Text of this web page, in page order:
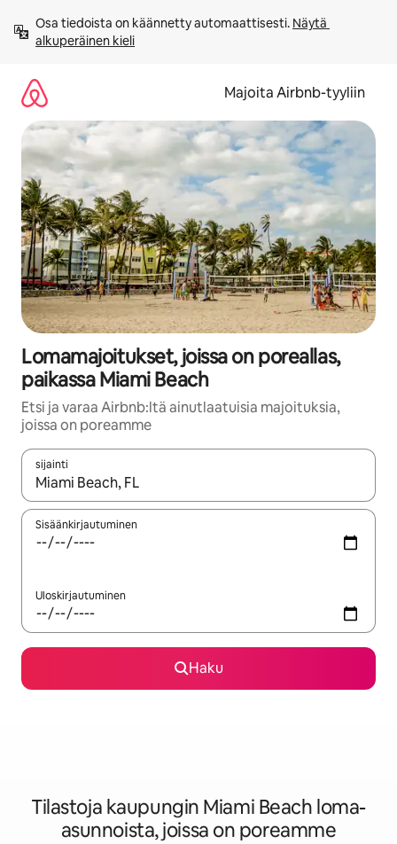
sisältö
väliin
Osa tiedoista on käännetty automaattisesti. Näytä
alkuperäinen kieli
Majoita Airbnb-tyyliin
Lomamajoitukset, joissa on poreallas,
paikassa Miami Beach
Etsi ja varaa Airbnb:ltä ainutlaatuisia majoituksia,
joissa on poreamme
sijainti
Kun tulokset ovat saatavilla, navigoi ylös- ja alas-
Sisäänkirjautuminen
Uloskirjautuminen
Haku
Tilastoja kaupungin Miami Beach loma-
asunnoista, joissa on poreamme